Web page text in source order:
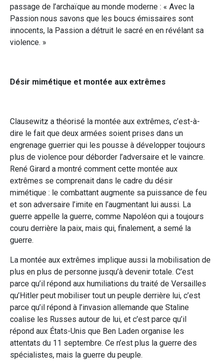
passage de l’archaïque au monde moderne : « Avec la
Passion nous savons que les boucs émissaires sont
innocents, la Passion a détruit le sacré en en révélant sa
violence. »
Désir mimétique et montée aux extrêmes
Clausewitz a théorisé la montée aux extrêmes, c’est-à-
dire le fait que deux armées soient prises dans un
engrenage guerrier qui les pousse à développer toujours
plus de violence pour déborder l’adversaire et le vaincre.
René Girard a montré comment cette montée aux
extrêmes se comprenait dans le cadre du désir
mimétique : le combattant augmente sa puissance de feu
et son adversaire l’imite en l’augmentant lui aussi. La
guerre appelle la guerre, comme Napoléon qui a toujours
couru derrière la paix, mais qui, finalement, a semé la
guerre.
La montée aux extrêmes implique aussi la mobilisation de
plus en plus de personne jusqu’à devenir totale. C’est
parce qu’il répond aux humiliations du traité de Versailles
qu’Hitler peut mobiliser tout un peuple derrière lui, c’est
parce qu’il répond à l’invasion allemande que Staline
coalise les Russes autour de lui, et c’est parce qu’il
répond aux États-Unis que Ben Laden organise les
attentats du 11 septembre. Ce n’est plus la guerre des
spécialistes, mais la guerre du peuple.